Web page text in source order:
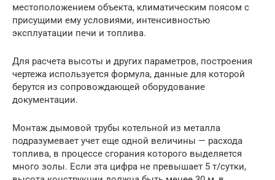
местоположением объекта, климатическим поясом с
присущими ему условиями, интенсивностью
эксплуатации печи и топлива.
Для расчета высоты и других параметров, построения
чертежа используется формула, данные для которой
берутся из сопровождающей оборудование
документации.
Монтаж дымовой трубы котельной из металла
подразумевает учет еще одной величины — расхода
топлива, в процессе сгорания которого выделяется
много золы. Если эта цифра не превышает 5 т/сутки,